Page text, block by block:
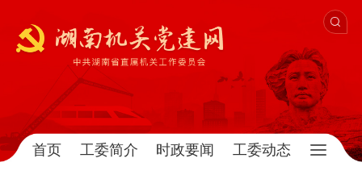
首页 工委简介 时政要闻 工委动态